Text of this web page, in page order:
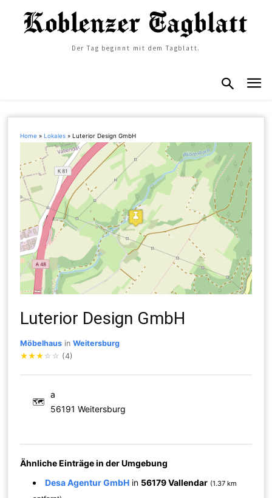
Der Tag beginnt mit dem Tagblatt.
Home »Lokales »Luterior Design GmbH
Luterior Design GmbH
Möbelhaus inWeitersburg
★★★ ☆ ☆ (4)
🗺
a
56191 Weitersburg
Ähnliche Einträge in der Umgebung
Desa Agentur GmbH in 56179 Vallendar (1.37 km